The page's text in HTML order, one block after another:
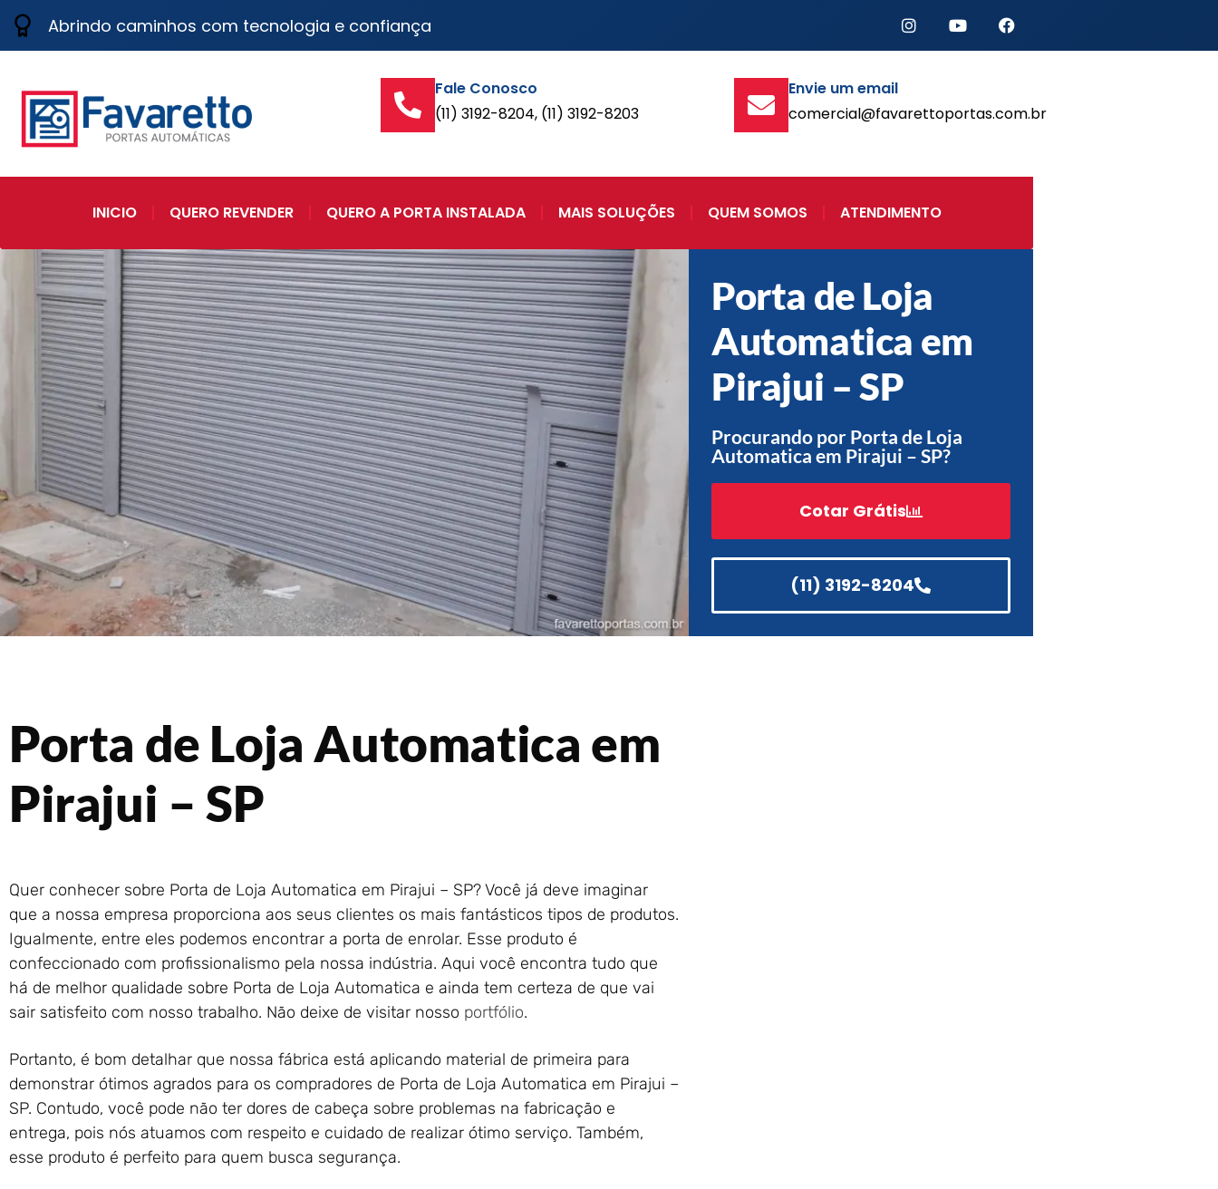
Abrindo caminhos com tecnologia e confiança
Fale Conosco
(11) 3192-8204, (11) 3192-8203
Envie um email
comercial@favarettoportas.com.br
INICIO QUERO REVENDER QUERO A PORTA INSTALADA MAIS SOLUÇÕES QUEM SOMOS ATENDIMENTO
Porta de Loja
Automatica em
Pirajui – SP
Procurando por Porta de Loja
Automatica em Pirajui – SP?
Cotar Grátis
(11) 3192-8204
Porta de Loja Automatica em
Pirajui – SP
Quer conhecer sobre Porta de Loja Automatica em Pirajui – SP? Você já deve imaginar
que a nossa empresa proporciona aos seus clientes os mais fantásticos tipos de produtos.
Igualmente, entre eles podemos encontrar a porta de enrolar. Esse produto é
confeccionado com profissionalismo pela nossa indústria. Aqui você encontra tudo que
há de melhor qualidade sobre Porta de Loja Automatica e ainda tem certeza de que vai
sair satisfeito com nosso trabalho. Não deixe de visitar nosso portfólio.
Portanto, é bom detalhar que nossa fábrica está aplicando material de primeira para
demonstrar ótimos agrados para os compradores de Porta de Loja Automatica em Pirajui –
SP. Contudo, você pode não ter dores de cabeça sobre problemas na fabricação e
entrega, pois nós atuamos com respeito e cuidado de realizar ótimo serviço. Também,
esse produto é perfeito para quem busca segurança.